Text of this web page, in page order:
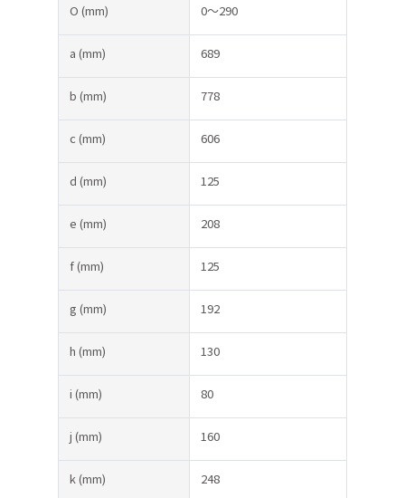
O (mm) 0～290
a (mm) 689
b (mm) 778
c (mm) 606
d (mm) 125
e (mm) 208
f(mm) 125
g (mm) 192
h (mm) 130
i (mm) 80
j (mm) 160
k (mm) 248